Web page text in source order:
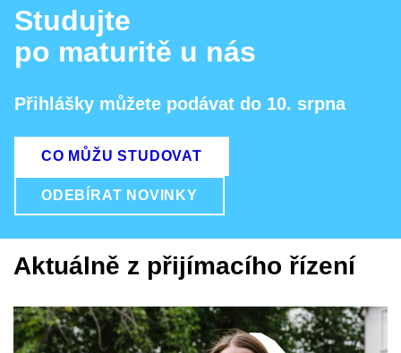
Studujte
po maturitě u nás
Přihlášky můžete podávat do 10. srpna
CO MŮŽU STUDOVAT
ODEBÍRAT NOVINKY
Aktuálně z přijímacího řízení